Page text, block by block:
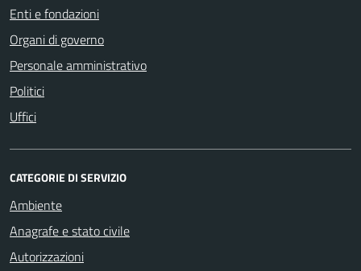
Enti e fondazioni
Organi di governo
Personale amministrativo
Politici
Uffici
CATEGORIE DI SERVIZIO
Ambiente
Anagrafe e stato civile
Autorizzazioni